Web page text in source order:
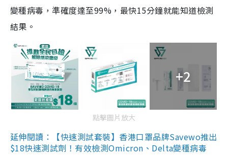
變種病毒，準確度達至99%，最快15分鐘就能知道檢測
結果。
+2
點擊圖片放大
延伸閱讀：【快速測試套裝】香港口罩品牌Savewo推出
$18快速測試劑！有效檢測Omicron、Delta變種病毒